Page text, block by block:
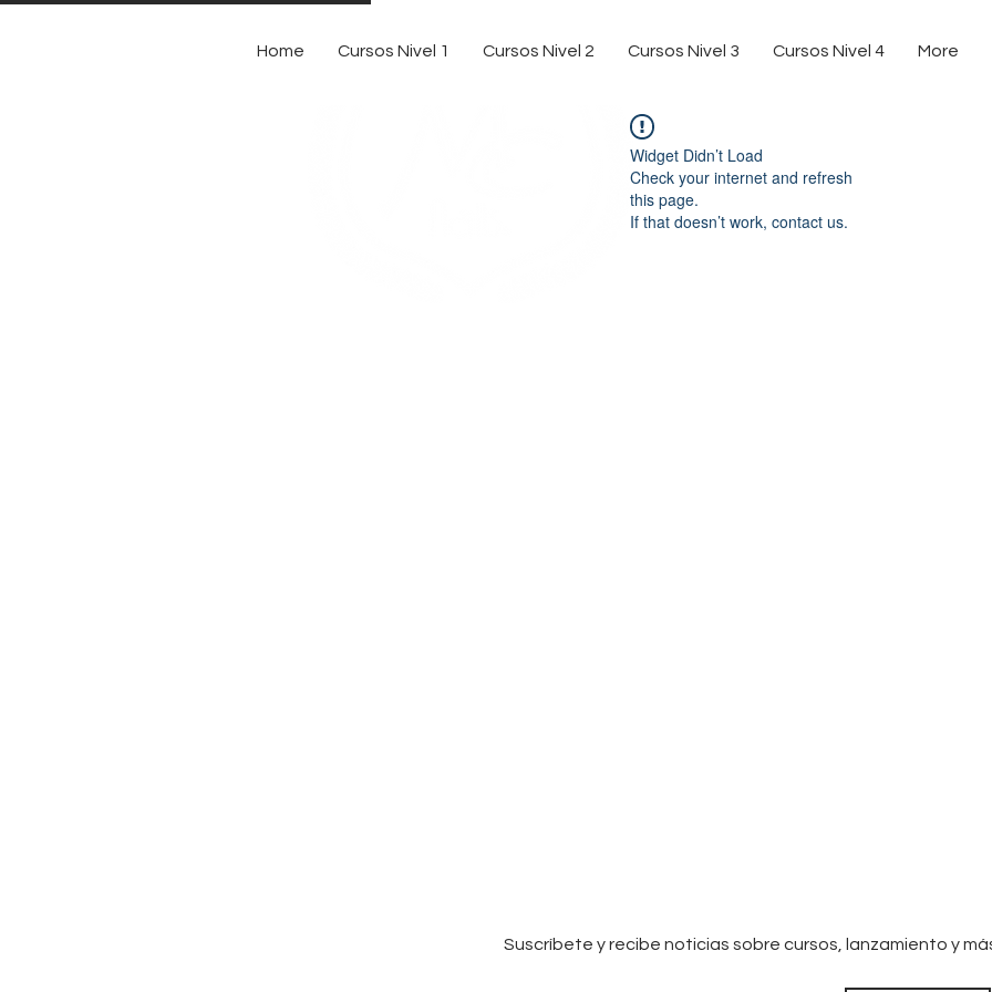
Home Cursos Nivel 1 Cursos Nivel 2 Cursos Nivel 3 Cursos Nivel 4 More
Widget Didn’t Load
Check your internet and refresh
this page.
If that doesn’t work, contact us.
Suscríbete y recibe noticias sobre cursos, lanzamiento y